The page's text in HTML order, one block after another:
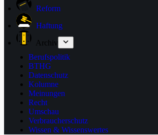
Reform
Haftung
Archiv
Berufspolitik
BTHG
Datenschutz
Kolumne
Meinungen
Recht
Umschau
Verbraucherschutz
Wissen & Wissenswertes